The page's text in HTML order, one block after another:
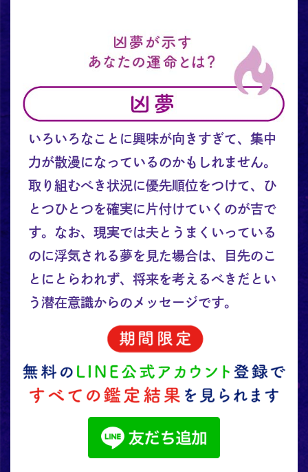
いろいろなことに興味が向きすぎて、集中
力が散漫になっているのかもしれません。
取り組むべき状況に優先順位をつけて、ひ
とつひとつを確実に片付けていくのが吉で
す。なお、現実では夫とうまくいっている
のに浮気される夢を見た場合は、目先のこ
とにとらわれず、将来を考えるべきだとい
う潜在意識からのメッセージです。